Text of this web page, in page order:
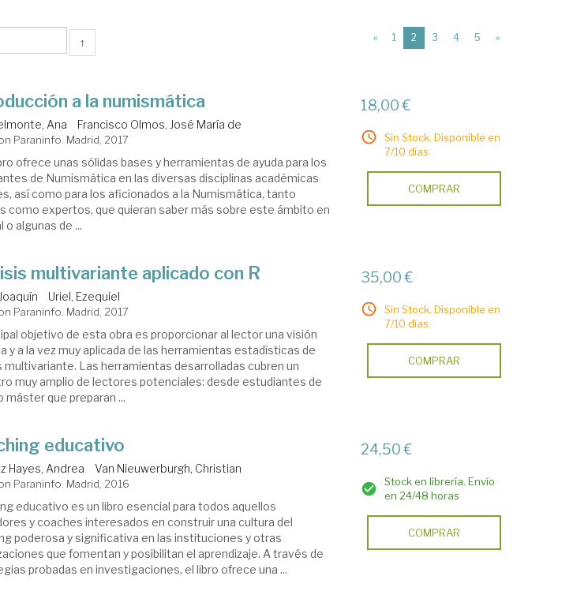
↑ « 1 2 (current)
3 4 5 »
a la numismática
Ana Francisco Olmos, José María de
Paraninfo. Madrid, 2017
ofrece unas sólidas bases y herramientas de ayuda para los
de Numismática en las diversas disciplinas académicas
así como para los aficionados a la Numismática, tanto
como expertos, que quieran saber más sobre este ámbito en
o algunas de ...
18,00 €
Sin Stock. Disponible en
7/10 días.
COMPRAR
multivariante aplicado con R
Uriel, Ezequiel
Paraninfo. Madrid, 2017
objetivo de esta obra es proporcionar al lector una visión
y a la vez muy aplicada de las herramientas estadísticas de
multivariante. Las herramientas desarrolladas cubren un
muy amplio de lectores potenciales: desde estudiantes de
máster que preparan ...
35,00 €
Sin Stock. Disponible en
7/10 días.
COMPRAR
educativo
Hayes, Andrea Van Nieuwerburgh, Christian
Paraninfo. Madrid, 2016
educativo es un libro esencial para todos aquellos
y coaches interesados en construir una cultura del
poderosa y significativa en las instituciones y otras
que fomentan y posibilitan el aprendizaje. A través de
probadas en investigaciones, el libro ofrece una ...
24,50 €
Stock en librería. Envío
en 24/48 horas
COMPRAR